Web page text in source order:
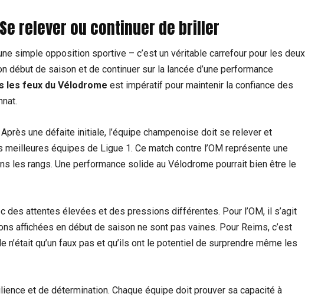
relever ou continuer de briller
simple opposition sportive – c’est un véritable carrefour pour les deux
début de saison et de continuer sur la lancée d’une performance
les feux du Vélodrome est impératif pour maintenir la confiance des
une défaite initiale, l’équipe champenoise doit se relever et
équipes de Ligue 1. Ce match contre l’OM représente une
les rangs. Une performance solide au Vélodrome pourrait bien être le
des attentes élevées et des pressions différentes. Pour l’OM, il s’agit
affichées en début de saison ne sont pas vaines. Pour Reims, c’est
n’était qu’un faux pas et qu’ils ont le potentiel de surprendre même les
et de détermination. Chaque équipe doit prouver sa capacité à